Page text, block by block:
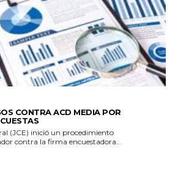
CONTRA ACD MEDIA POR
(JCE) inició un procedimiento
contra la firma encuestadora...